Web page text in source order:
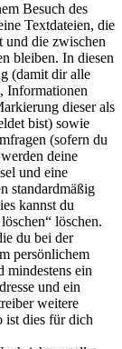
Besuch des
Textdateien, die
und die zwischen
bleiben. In diesen
(damit dir alle
Informationen
dieser als
bist) sowie
(sofern du
deine
und eine
standardmäßig
kannst du
löschen.
du bei der
persönlichem
mindestens ein
und ein
weitere
ist dies für dich